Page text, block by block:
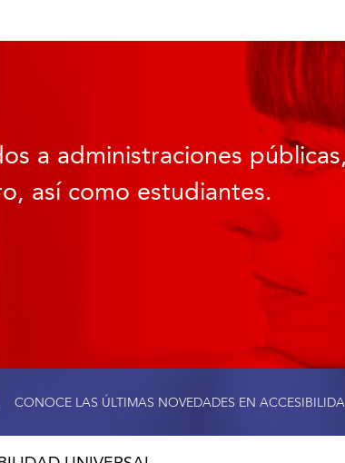
a administraciones
así como estudiantes.
CONOCE LAS ÚLTIMAS NOVEDADES EN